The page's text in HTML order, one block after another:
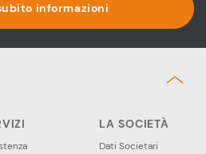
informazioni
LA SOCIETÀ
Dati Societari